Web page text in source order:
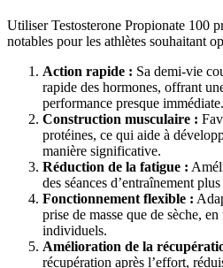
Utiliser Testosterone Propionate 100
notables pour les athlètes souhaitant
Action rapide : Sa demi-vie
rapide des hormones, offrant
performance presque immédiate.
Construction musculaire :
protéines, ce qui aide à
manière significative.
Réduction de la fatigue :
des séances d’entraînement
Fonctionnement flexible :
prise de masse que de sèche,
individuels.
Amélioration de la
récupération après l’effort,